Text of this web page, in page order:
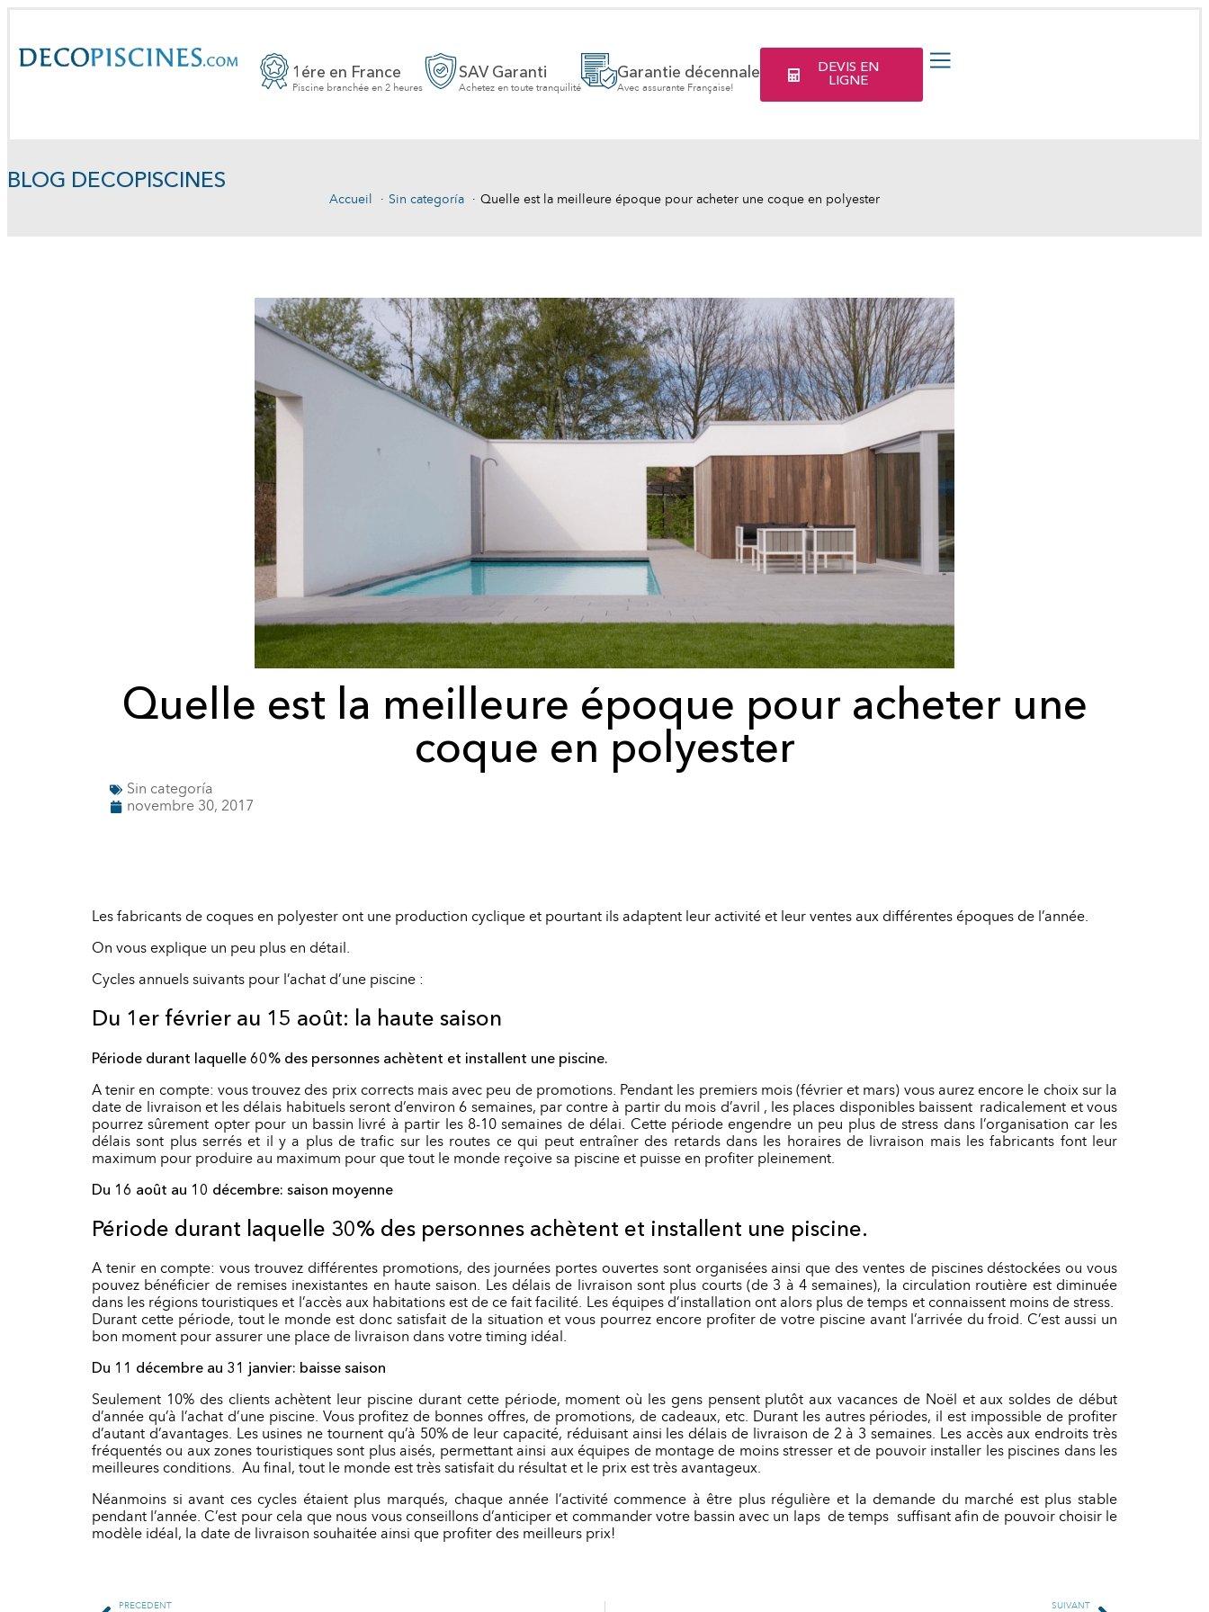
1ére en France
Piscine branchée en 2 heures
SAV Garanti
Achetez en toute tranquilité
Garantie décennale
Avec assurante Française!
DEVIS EN
LIGNE
BLOG DECOPISCINES
Accueil Sin categoría Quelle est la meilleure époque pour acheter une coque en polyester
Quelle est la meilleure époque pour acheter une
coque en polyester
Sin categoría
novembre 30, 2017
Les fabricants de coques en polyester ont une production cyclique et pourtant ils adaptent leur activité et leur ventes aux différentes époques de l’année.
On vous explique un peu plus en détail.
Cycles annuels suivants pour l’achat d’une piscine :
Du 1er février au 15 août: la haute saison
Période durant laquelle 60% des personnes achètent et installent une piscine.
A tenir en compte: vous trouvez des prix corrects mais avec peu de promotions. Pendant les premiers mois (février et mars) vous aurez encore le choix sur la
date de livraison et les délais habituels seront d’environ 6 semaines, par contre à partir du mois d’avril , les places disponibles baissent radicalement et vous
pourrez sûrement opter pour un bassin livré à partir les 8-10 semaines de délai. Cette période engendre un peu plus de stress dans l’organisation car les
délais sont plus serrés et il y a plus de trafic sur les routes ce qui peut entraîner des retards dans les horaires de livraison mais les fabricants font leur
maximum pour produire au maximum pour que tout le monde reçoive sa piscine et puisse en profiter pleinement.
Du 16 août au 10 décembre: saison moyenne
Période durant laquelle 30% des personnes achètent et installent une piscine.
A tenir en compte: vous trouvez différentes promotions, des journées portes ouvertes sont organisées ainsi que des ventes de piscines déstockées ou vous
pouvez bénéficier de remises inexistantes en haute saison. Les délais de livraison sont plus courts (de 3 à 4 semaines), la circulation routière est diminuée
dans les régions touristiques et l’accès aux habitations est de ce fait facilité. Les équipes d’installation ont alors plus de temps et connaissent moins de stress.
Durant cette période, tout le monde est donc satisfait de la situation et vous pourrez encore profiter de votre piscine avant l’arrivée du froid. C’est aussi un
bon moment pour assurer une place de livraison dans votre timing idéal.
Du 11 décembre au 31 janvier: baisse saison
Seulement 10% des clients achètent leur piscine durant cette période, moment où les gens pensent plutôt aux vacances de Noël et aux soldes de début
d’année qu’à l’achat d’une piscine. Vous profitez de bonnes offres, de promotions, de cadeaux, etc. Durant les autres périodes, il est impossible de profiter
d’autant d’avantages. Les usines ne tournent qu’à 50% de leur capacité, réduisant ainsi les délais de livraison de 2 à 3 semaines. Les accès aux endroits très
fréquentés ou aux zones touristiques sont plus aisés, permettant ainsi aux équipes de montage de moins stresser et de pouvoir installer les piscines dans les
meilleures conditions. Au final, tout le monde est très satisfait du résultat et le prix est très avantageux.
Néanmoins si avant ces cycles étaient plus marqués, chaque année l’activité commence à être plus régulière et la demande du marché est plus stable
pendant l’année. C’est pour cela que nous vous conseillons d’anticiper et commander votre bassin avec un laps de temps suffisant afin de pouvoir choisir le
modèle idéal, la date de livraison souhaitée ainsi que profiter des meilleurs prix!
PRÉCÉDENT SUIVANT